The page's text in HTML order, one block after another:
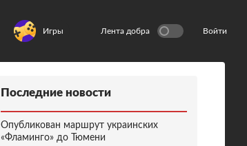
Игры Лента добра Войти
Последние новости
Опубликован маршрут украинских
«Фламинго» до Тюмени